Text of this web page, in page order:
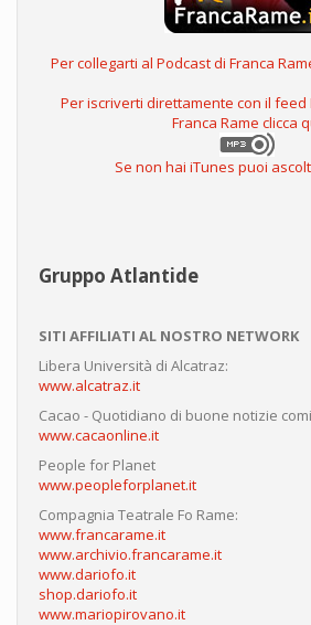
Per collegarti al Podcast di Franca
Per iscriverti direttamente con il feed
Franca Rame clicca
Se non hai iTunes puoi
Gruppo Atlantide
SITI AFFILIATI AL NOSTRO NETWORK
Libera Università di Alcatraz:
www.alcatraz.it
Cacao - Quotidiano di buone notizie
www.cacaonline.it
People for Planet
www.peopleforplanet.it
Compagnia Teatrale Fo Rame:
www.francarame.it
www.archivio.francarame.it
www.dariofo.it
shop.dariofo.it
www.mariopirovano.it